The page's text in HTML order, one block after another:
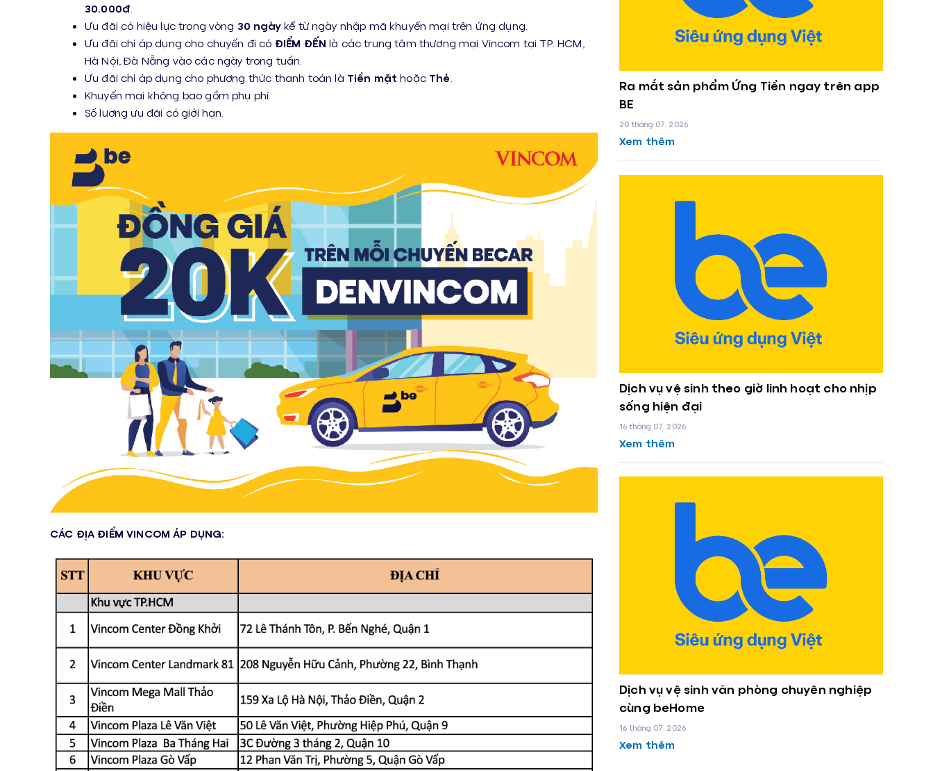
30.000đ
Ưu đãi có hiệu lực trong vòng 30 ngàykể từ ngày nhập mã khuyến mại trên ứng dụng.
Ưu đãi chỉ áp dụng cho chuyến đi có ĐIỂM ĐẾN là các trung tâm thương mại Vincom tại TP. HCM,
Hà Nội, Đà Nẵng vào các ngày trong tuần.
Ưu đãi chỉ áp dụng cho phương thức thanh toán là Tiền mặt hoặc Thẻ
Khuyến mại không bao gồm phụ phí.
Số lượng ưu đãi có giới hạn.
CÁC ĐỊA ĐIỂM VINCOM ÁP DỤNG:
Ra mắt sản phẩm Ứng Tiền ngay trên app
BE
20 tháng 07, 2026
Xem thêm
Dịch vụ vệ sinh theo giờ linh hoạt cho nhịp
sống hiện đại
16 tháng 07, 2026
Xem thêm
Dịch vụ vệ sinh văn phòng chuyên nghiệp
cùng beHome
16 tháng 07, 2026
Xem thêm